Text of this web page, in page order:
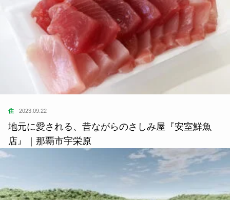
住 2023.09.22
地元に愛される、昔ながらのさしみ屋『安室鮮魚
店』｜那覇市宇栄原